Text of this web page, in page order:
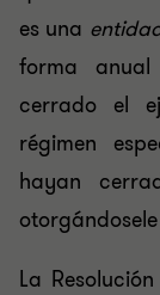
es una
forma
cerrado el
régimen
hayan
La